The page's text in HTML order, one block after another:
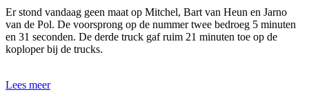
Er stond vandaag geen maat op Mitchel, Bart van Heun en Jarno
van de Pol. De voorsprong op de nummer twee bedroeg 5 minuten
en 31 seconden. De derde truck gaf ruim 21 minuten toe op de
koploper bij de trucks.
Lees meer